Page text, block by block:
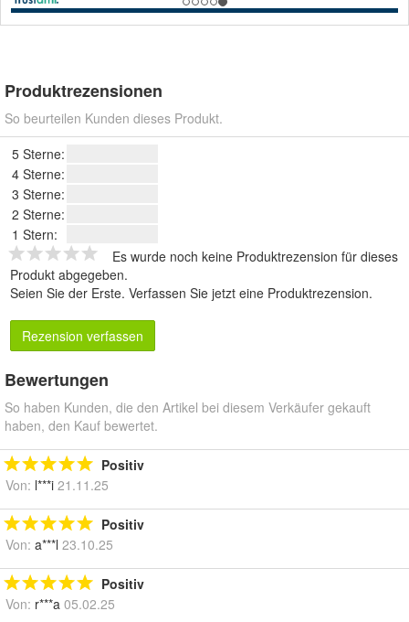
Produktrezensionen
So beurteilen Kunden dieses Produkt.
5 Sterne:
4 Sterne:
3 Sterne:
2 Sterne:
1 Stern:
Es wurde noch keine Produktrezension für dieses
Produkt abgegeben.
Seien Sie der Erste. Verfassen Sie jetzt eine Produktrezension.
Rezension verfassen
Bewertungen
So haben Kunden, die den Artikel bei diesem Verkäufer gekauft
haben, den Kauf bewertet.
Positiv
Von: l***i 21.11.25
Positiv
Von: a***l 23.10.25
Positiv
Von: r***a 05.02.25